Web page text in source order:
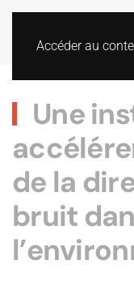
Accéder au
Une
de la
bruit